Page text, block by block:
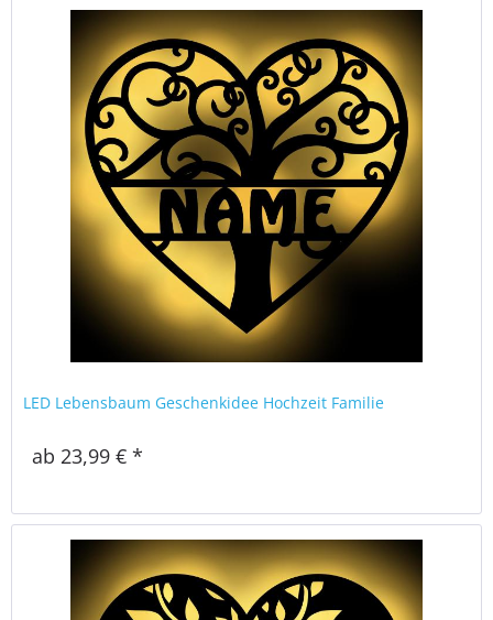
LED Lebensbaum Geschenkidee Hochzeit Familie
ab 23,99 € *